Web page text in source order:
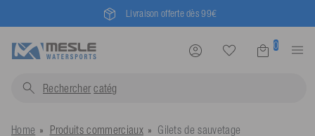
Livraison offerte dès 99€
0
Rechercher c
Home Produits commerciaux Gilets de sauvetage